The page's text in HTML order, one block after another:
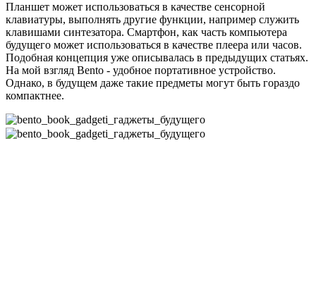
Планшет может использоваться в качестве сенсорной
клавиатуры, выполнять другие функции, например служить
клавишами синтезатора. Смартфон, как часть компьютера
будущего может использоваться в качестве плеера или часов.
Подобная концепция уже описывалась в предыдущих статьях.
На мой взгляд Bento - удобное портативное устройство.
Однако, в будущем даже такие предметы могут быть гораздо
компактнее.